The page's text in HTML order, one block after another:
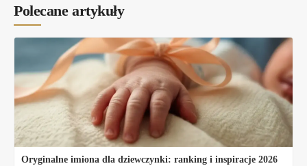
Polecane artykuły
Oryginalne imiona dla dziewczynki: ranking i inspiracje 2026